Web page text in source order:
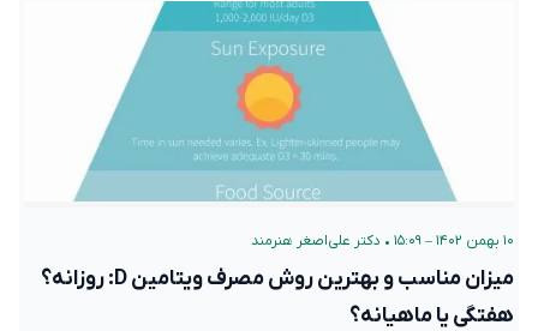
۱۰ بهمن ۱۴۰۲ – ۱۵:۰۹ • دکتر علی‌اصغر هنرمند
میزان مناسب و بهترین روش مصرف ویتامین D: روزانه؟
هفتگی یا ماهیانه؟